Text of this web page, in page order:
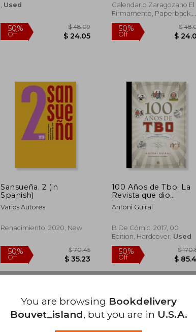
Used
50%
Off
Calendario Zaragozano El
Firmamento, Paperback,
Used
50%
Off
Sansueña. 2 (in
Spanish)
Varios Autores
Renacimiento, 2020, New
100 Años de Tbo: La
Revista que dio
Nombre a los Tebeos
(in Spanish)
Antoni Guiral
B De Cómic, 2017, 00
Edition, Hardcover, Used
You are browsing Bookdelivery
Bouvet_island, but you are in U.S.A.